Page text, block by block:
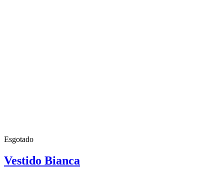
Esgotado
Vestido Bianca